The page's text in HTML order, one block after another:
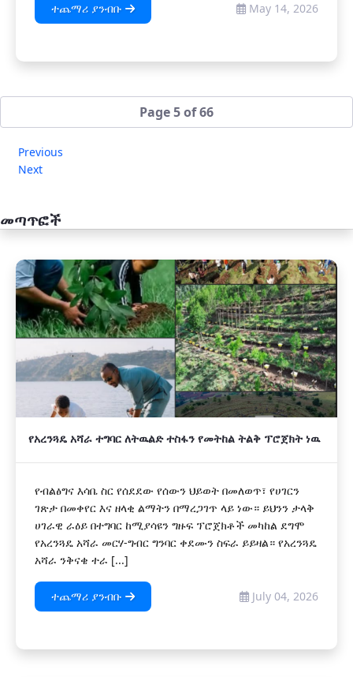
ተጨማሪ ያንብቡ May 14, 2026
Page 5 of 66
Previous
Next
መጣጥፎች
አዲስ
የአረንጓዴ አሻራ ተግባር ለትዉልድ ተስፋን የመትከል ትልቅ ፕሮጀክት ነዉ
የብልፅግና እሳቤ ስር የሰደደው የሰውን ህይወት በመለወጥ፣ የሀገርን
ገጽታ በመቀየር እና ዘላቂ ልማትን በማረጋገጥ ላይ ነው። ይህንን ታላቅ
ሀገራዊ ራዕይ በተግባር ከሚያሳዩን ግዙፍ ፕሮጀክቶች መካከል ደግሞ
የአረንጓዴ አሻራ መርሃ-ግብር ግንባር ቀደሙን ስፍራ ይይዛል። የአረንጓዴ
አሻራ ንቅናቄ ተራ [...]
ተጨማሪ ያንብቡ July 04, 2026